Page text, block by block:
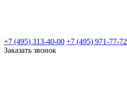
+7 (495) 313-40-00 +7 (495) 971-77-72
Заказать звонок